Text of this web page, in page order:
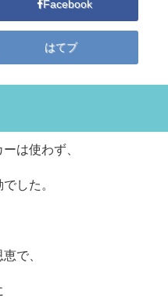
Facebook
はてブ
は使わず、
した。
で、